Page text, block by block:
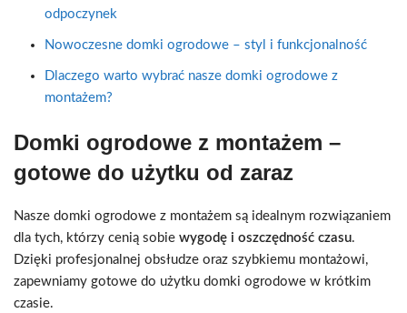
odpoczynek
Nowoczesne domki ogrodowe – styl i funkcjonalność
Dlaczego warto wybrać nasze domki ogrodowe z
montażem?
Domki ogrodowe z montażem –
gotowe do użytku od zaraz
Nasze domki ogrodowe z montażem są idealnym rozwiązaniem
dla tych, którzy cenią sobie wygodę i oszczędność czasu.
Dzięki profesjonalnej obsłudze oraz szybkiemu montażowi,
zapewniamy gotowe do użytku domki ogrodowe w krótkim
czasie.